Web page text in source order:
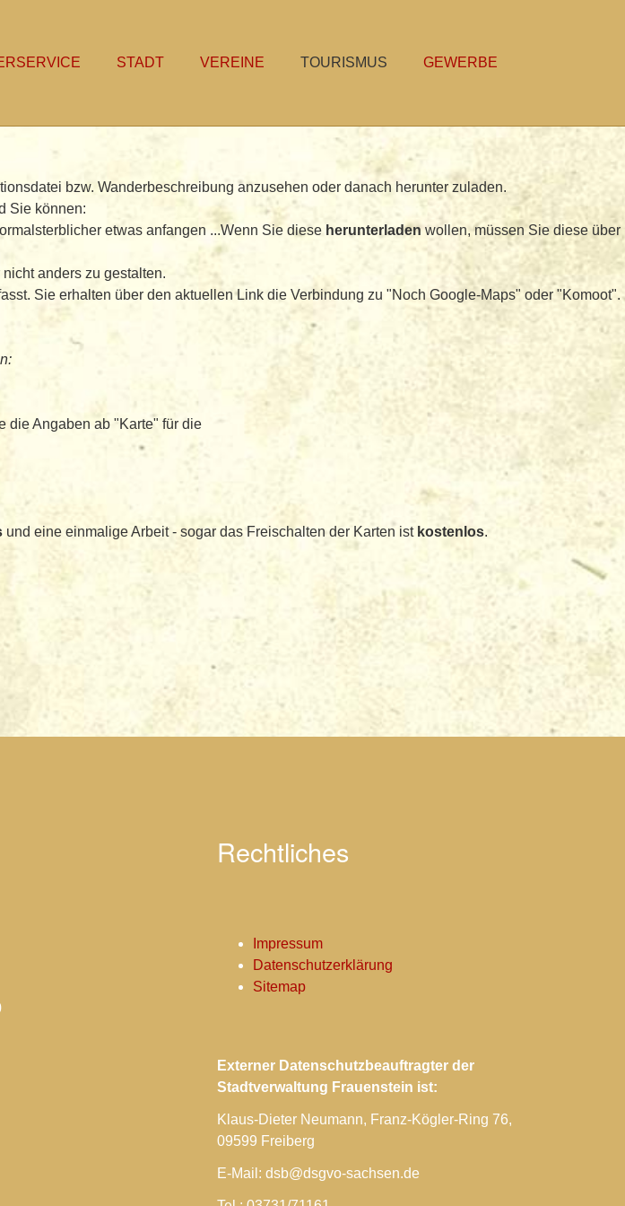
STADT VEREINE TOURISMUS GEWERBE
bzw. Wanderbeschreibung anzusehen oder danach herunter zuladen.
Sie können:
etwas anfangen ...Wenn Sie diese herunterladen wollen, müssen Sie diese über
anders zu gestalten.
Sie erhalten über den aktuellen Link die Verbindung zu "Noch Google-Maps" oder "Komoot".
die Angaben ab "Karte" für die
und eine einmalige Arbeit - sogar das Freischalten der Karten ist kostenlos.
Rechtliches
Impressum
Datenschutzerklärung
Sitemap
Externer Datenschutzbeauftragter der
Stadtverwaltung Frauenstein ist:
Klaus-Dieter Neumann, Franz-Kögler-Ring 76,
09599 Freiberg
E-Mail: dsb@dsgvo-sachsen.de